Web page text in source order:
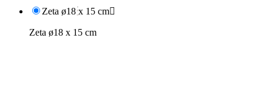
Zeta ø18 x 15 cm
Zeta ø18 x 15 cm